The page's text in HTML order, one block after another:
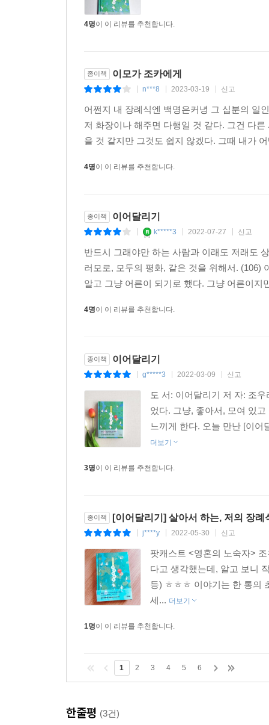
일곱 번째 미션: 배턴 터치에 성공하라!
〈배턴 터치〉의 주인공 아름은 몸이 약해 소아
대상이었으며, 직장에선 동료의 푸념을 잠자코
이번엔 미션에 성공할 수 있을까? 미션의 보상으
4명이 이 리뷰를 추천합니다.
종이책 이모가 조카에게
n***8 2023-03-19 신고
어쩐지 내 장례식엔 백명은커녕 그 십분의 일
저 화장이나 해주면 다행일 것 같다. 그건 다
을 것 같지만 그것도 쉽지 않겠다. 그때 내가
4명이 이 리뷰를 추천합니다.
종이책 이어달리기
k*****3 2022-07-27 신고
반드시 그래야만 하는 사람과 이래도 저래도
러모로, 모두의 평화, 같은 것을 위해서. (106)
알고 그냥 어른이 되기로 했다. 그냥 어른이
4명이 이 리뷰를 추천합니다.
종이책 이어달리기
g*****3 2022-03-09 신고
도 서: 이어달리기 저 자: 조
었다. 그냥, 좋아서, 모여 있
느끼게 한다. 오늘 만난 [이어
더보기
3명이 이 리뷰를 추천합니다.
종이책 [이어달리기] 살아서 하는, 저의 장례
j****y 2022-05-30 신고
팟캐스트 <영혼의 노숙자>
다고 생각했는데, 알고 보니
등) ㅎㅎㅎ 이야기는 한 통의
세... 더보기
1명이 이 리뷰를 추천합니다.
1 2 3 4 5 6
한줄평 (3건)